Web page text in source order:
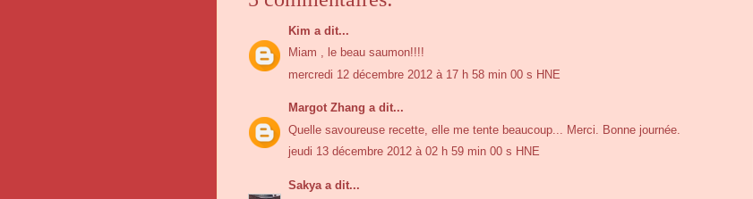
Kim a dit...
Miam , le beau saumon!!!!
mercredi 12 décembre 2012 à 17 h 58 min 00 s HNE
Margot Zhang a dit...
Quelle savoureuse recette, elle me tente beaucoup... Merci. Bonne journée.
jeudi 13 décembre 2012 à 02 h 59 min 00 s HNE
Sakya a dit...